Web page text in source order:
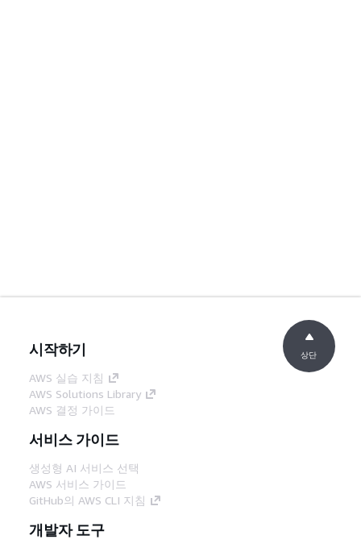
시작하기
AWS 실습 지침
AWS Solutions Library
AWS 결정 가이드
서비스 가이드
생성형 AI 서비스 선택
AWS 서비스 가이드
GitHub의 AWS CLI 지침
개발자 도구
상단